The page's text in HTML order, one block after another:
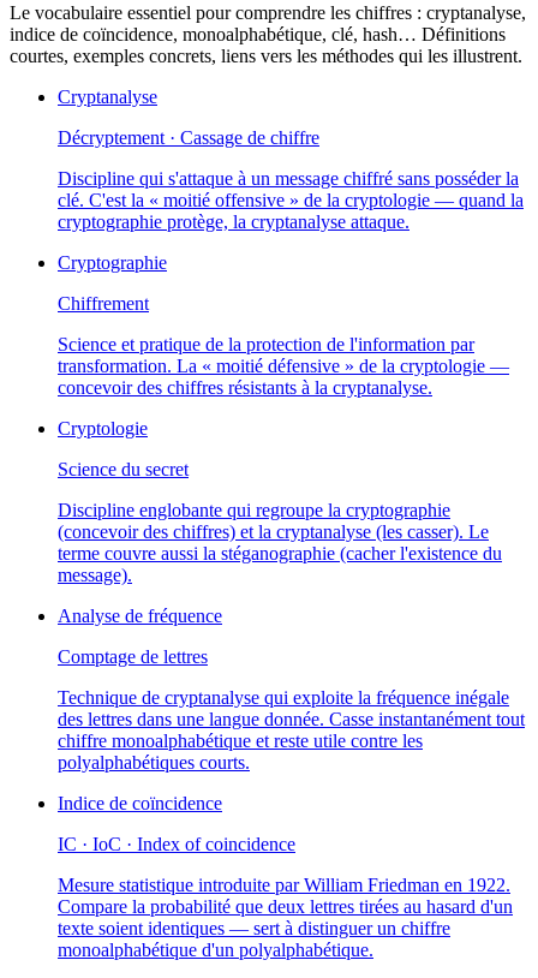
Le vocabulaire essentiel pour comprendre les chiffres : cryptanalyse,
indice de coïncidence, monoalphabétique, clé, hash… Définitions
courtes, exemples concrets, liens vers les méthodes qui les illustrent.
Cryptanalyse
Décryptement · Cassage de chiffre
Discipline qui s'attaque à un message chiffré sans posséder la
clé. C'est la « moitié offensive » de la cryptologie — quand la
cryptographie protège, la cryptanalyse attaque.
Cryptographie
Chiffrement
Science et pratique de la protection de l'information par
transformation. La « moitié défensive » de la cryptologie —
concevoir des chiffres résistants à la cryptanalyse.
Cryptologie
Science du secret
Discipline englobante qui regroupe la cryptographie
(concevoir des chiffres) et la cryptanalyse (les casser). Le
terme couvre aussi la stéganographie (cacher l'existence du
message).
Analyse de fréquence
Comptage de lettres
Technique de cryptanalyse qui exploite la fréquence inégale
des lettres dans une langue donnée. Casse instantanément tout
chiffre monoalphabétique et reste utile contre les
polyalphabétiques courts.
Indice de coïncidence
IC · IoC · Index of coincidence
Mesure statistique introduite par William Friedman en 1922.
Compare la probabilité que deux lettres tirées au hasard d'un
texte soient identiques — sert à distinguer un chiffre
monoalphabétique d'un polyalphabétique.